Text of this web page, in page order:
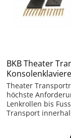
BKB Theater
Theater
höchste
Lenkrollen bis
Transport